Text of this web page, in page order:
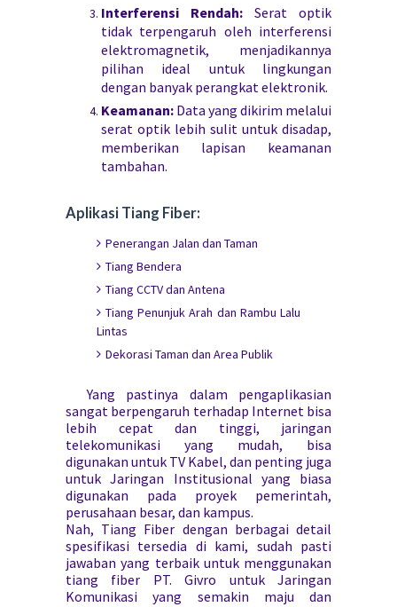
Interferensi Rendah: Serat optik
tidak terpengaruh oleh interferensi
elektromagnetik, menjadikannya
pilihan ideal untuk lingkungan
dengan banyak perangkat elektronik.
Keamanan: Data yang dikirim melalui
serat optik lebih sulit untuk disadap,
memberikan lapisan keamanan
tambahan.
Aplikasi Tiang Fiber:
Penerangan Jalan dan Taman
Tiang Bendera
Tiang CCTV dan Antena
Tiang Penunjuk Arah dan Rambu Lalu
Lintas
Dekorasi Taman dan Area Publik
Yang pastinya dalam pengaplikasian
sangat berpengaruh terhadap Internet bisa
lebih cepat dan tinggi, jaringan
telekomunikasi yang mudah, bisa
digunakan untuk TV Kabel, dan penting juga
untuk Jaringan Institusional yang biasa
digunakan pada proyek pemerintah,
perusahaan besar, dan kampus.
Nah, Tiang Fiber dengan berbagai detail
spesifikasi tersedia di kami, sudah pasti
jawaban yang terbaik untuk menggunakan
tiang fiber PT. Givro untuk Jaringan
Komunikasi yang semakin maju dan